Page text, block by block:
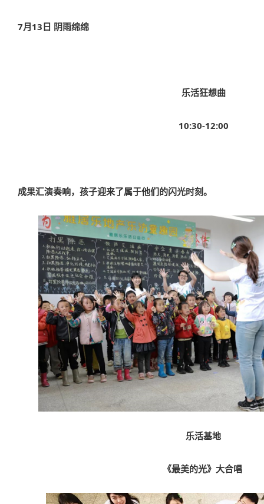
7月13日 阴雨绵绵
乐活狂想曲
10:30-12:00
成果汇演奏响，孩子迎来了属于他们的闪光时刻。
乐活基地
《最美的光》大合唱